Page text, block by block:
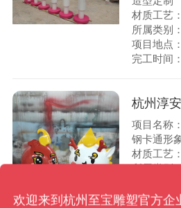
材质工艺
所属类别
项目地点
完工时间
项目名称
钢卡通形
材质工艺
所属类别
完工时间
欢迎来到杭州至宝雕塑官方企